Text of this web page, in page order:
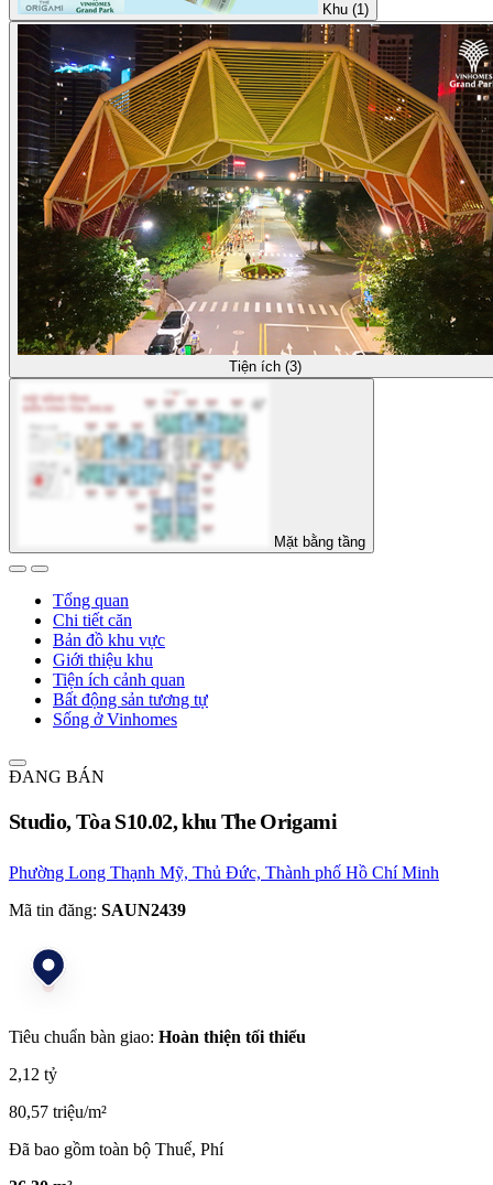
Khu (1)
Tiện ích (3)
Mặt bằng tầng
Tổng quan
Chi tiết căn
Bản đồ khu vực
Giới thiệu khu
Tiện ích cảnh quan
Bất động sản tương tự
Sống ở Vinhomes
ĐANG BÁN
Studio, Tòa S10.02, khu The Origami
Phường Long Thạnh Mỹ, Thủ Đức, Thành phố Hồ Chí Minh
Mã tin đăng: SAUN2439
Tiêu chuẩn bàn giao: Hoàn thiện tối thiểu
2,12 tỷ
80,57 triệu/m²
Đã bao gồm toàn bộ Thuế, Phí